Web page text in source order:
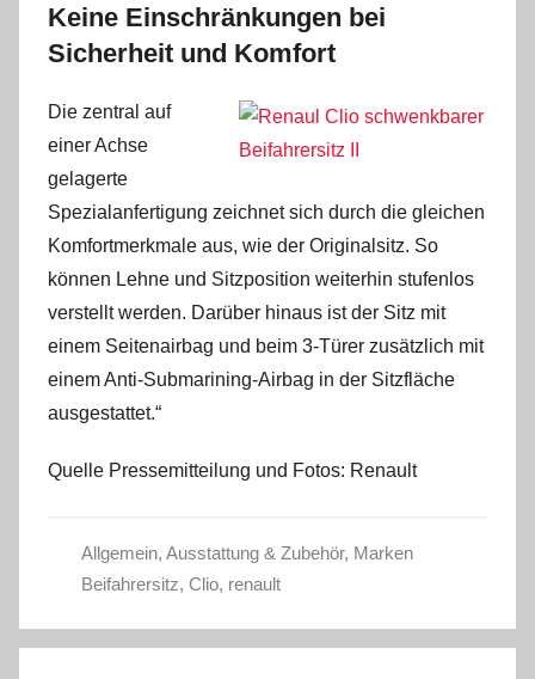
Keine Einschränkungen bei
Sicherheit und Komfort
Die zentral auf
einer Achse
gelagerte
Spezialanfertigung zeichnet sich durch die gleichen
Komfortmerkmale aus, wie der Originalsitz. So
können Lehne und Sitzposition weiterhin stufenlos
verstellt werden. Darüber hinaus ist der Sitz mit
einem Seitenairbag und beim 3-Türer zusätzlich mit
einem Anti-Submarining-Airbag in der Sitzfläche
ausgestattet.“
Quelle Pressemitteilung und Fotos: Renault
Allgemein, Ausstattung & Zubehör, Marken
Beifahrersitz, Clio, renault